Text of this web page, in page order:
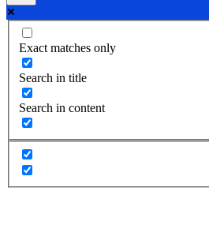
Exact matches only
Search in title
Search in content